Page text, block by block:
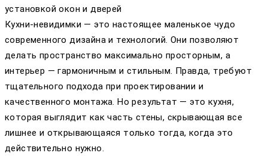
установкой окон и дверей
Кухни-невидимки — это настоящее маленькое чудо
современного дизайна и технологий. Они позволяют
делать пространство максимально просторным, а
интерьер — гармоничным и стильным. Правда, требуют
тщательного подхода при проектировании и
качественного монтажа. Но результат — это кухня,
которая выглядит как часть стены, скрывающая все
лишнее и открывающаяся только тогда, когда это
действительно нужно.